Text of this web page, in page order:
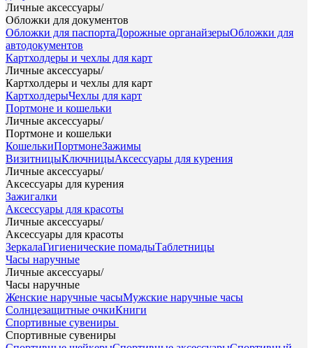
Личные аксессуары/
Обложки для документов
Обложки для паспортаДорожные органайзерыОбложки для
автодокументов
Картхолдеры и чехлы для карт
Личные аксессуары/
Картхолдеры и чехлы для карт
КартхолдерыЧехлы для карт
Портмоне и кошельки
Личные аксессуары/
Портмоне и кошельки
КошелькиПортмонеЗажимы
ВизитницыКлючницыАксессуары для курения
Личные аксессуары/
Аксессуары для курения
Зажигалки
Аксессуары для красоты
Личные аксессуары/
Аксессуары для красоты
ЗеркалаГигиенические помадыТаблетницы
Часы наручные
Личные аксессуары/
Часы наручные
Женские наручные часыМужские наручные часы
Солнцезащитные очкиКниги
Спортивные сувениры
Спортивные сувениры